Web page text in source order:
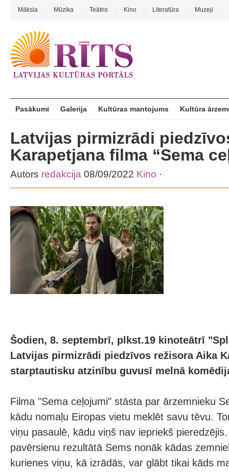
Māksla Mūzika Teātris Kino Literatūra Muzeji
Pasākumi Galerija Kultūras mantojums Kultūra
Latvijas pirmizrādi
Karapetjana filma “Sema
Autors redakcija 08/09/2022 Kino ·
Šodien, 8. septembrī, plkst.19 kinoteātrī
Latvijas pirmizrādi piedzīvos režisora Aika
starptautisku atzinību guvusī melnā
Filma "Sema ceļojumi" stāsta par ārzemnieku
kādu nomaļu Eiropas vietu meklēt savu tēvu.
viņu pasaulē, kādu viņš nav iepriekš
pavērsienu rezultātā Sems nonāk kādas
kurienes viņu, kā izrādās, var glābt tikai kāds